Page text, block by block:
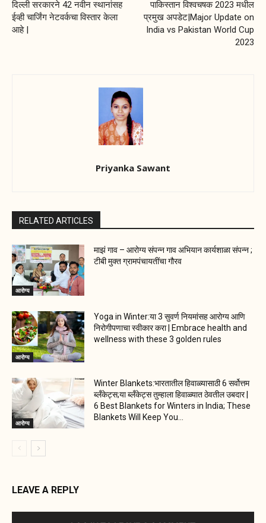
दिल्ली सरकारने 42 नवीन स्थानांसह
ईव्ही चार्जिंग नेटवर्कचा विस्तार केला
आहे |
पाकिस्तान विश्वचषक 2023 मधील
प्रमुख अपडेट|Major Update on
India vs Pakistan World Cup
2023
Priyanka Sawant
RELATED ARTICLES
आरोग्य
माझं गाव – आरोग्य संपन्न गाव अभियान कार्यशाळा संपन्न ;
टीबी मुक्त ग्रामपंचायतींचा गौरव
आरोग्य
Yoga in Winter:या 3 सुवर्ण नियमांसह आरोग्य आणि
निरोगीपणाचा स्वीकार करा | Embrace health and
wellness with these 3 golden rules
आरोग्य
Winter Blankets:भारतातील हिवाळ्यासाठी 6 सर्वोत्तम
ब्लँकेट्स;या ब्लँकेट्स तुम्हाला हिवाळ्यात ठेवतील उबदार |
6 Best Blankets for Winters in India; These
Blankets Will Keep You...
LEAVE A REPLY